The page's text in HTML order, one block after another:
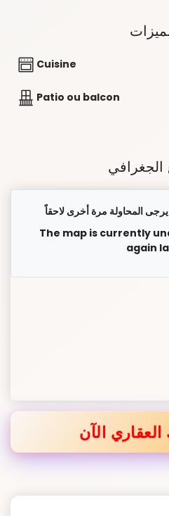
Cuisine
Patio ou balcon
الجغرافي
The map is currently
again
الآن